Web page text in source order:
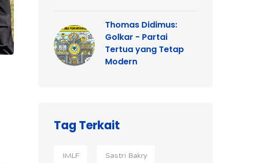
Thomas Didimus:
Golkar - Partai
Tertua yang Tetap
Modern
Tag Terkait
IMLF Sastri Bakry